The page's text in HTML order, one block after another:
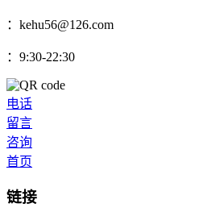
：kehu56@126.com
：9:30-22:30
电话
留言
咨询
首页
链接